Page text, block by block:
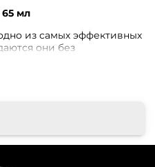
мл
из самых эффективных
они без
здоровью, но
обращаться к нашим
«Холодный Пик» cold-